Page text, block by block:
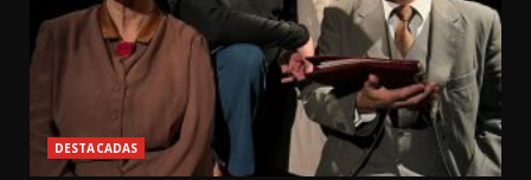
DESTACADAS